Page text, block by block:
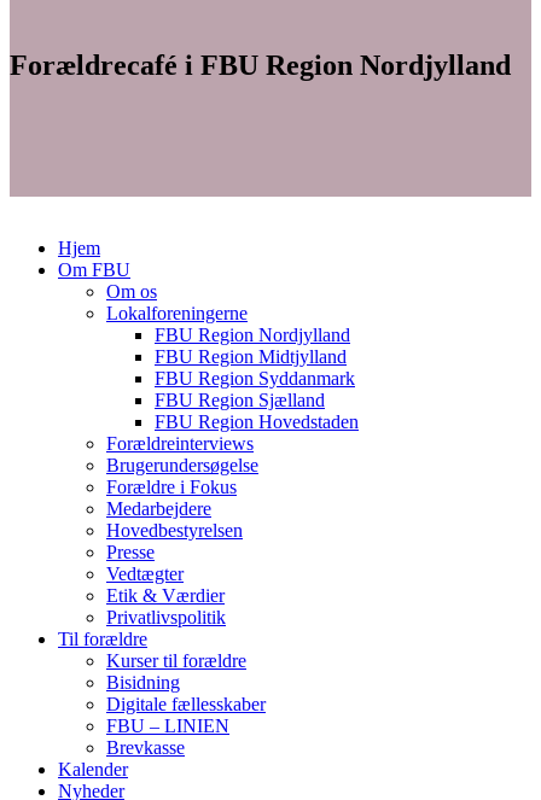
Forældrecafé i FBU Region Nordjylland
Hjem
Om FBU
Om os
Lokalforeningerne
FBU Region Nordjylland
FBU Region Midtjylland
FBU Region Syddanmark
FBU Region Sjælland
FBU Region Hovedstaden
Forældreinterviews
Brugerundersøgelse
Forældre i Fokus
Medarbejdere
Hovedbestyrelsen
Presse
Vedtægter
Etik & Værdier
Privatlivspolitik
Til forældre
Kurser til forældre
Bisidning
Digitale fællesskaber
FBU – LINIEN
Brevkasse
Kalender
Nyheder